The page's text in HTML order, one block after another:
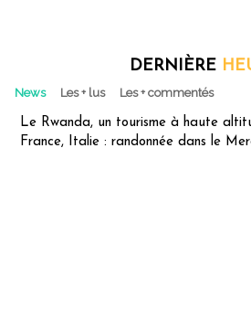
DERNIÈRE
News Les + lus Les + commentés
Le Rwanda, un tourisme à haute
France, Italie : randonnée dans le